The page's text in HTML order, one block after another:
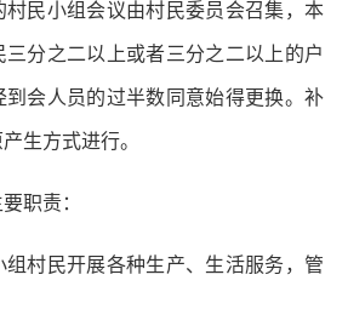
民小组会议由村民委员会召集，本
分之二以上或者三分之二以上的户
到会人员的过半数同意始得更换。补
生方式进行。
职责：
村民开展各种生产、生活服务，管